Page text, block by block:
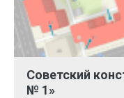
Советский
№ 1»